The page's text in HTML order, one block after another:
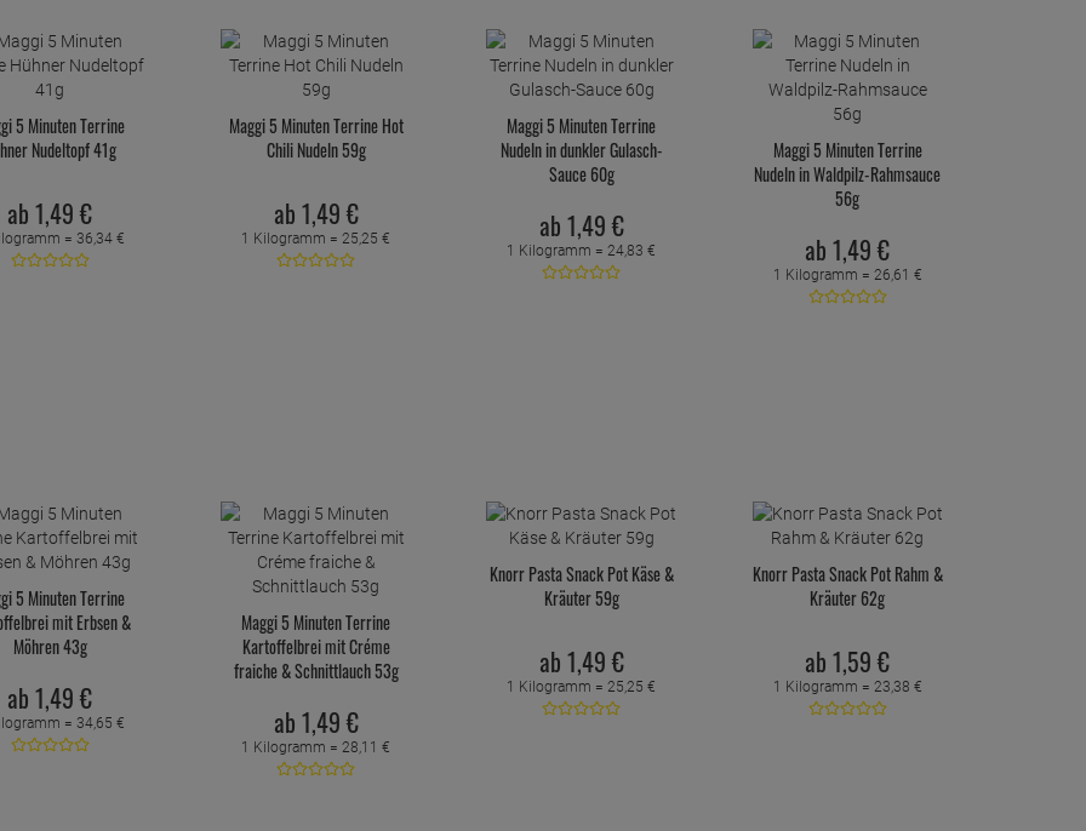
5 Minuten Terrine
Nudeltopf 41g
ab 1,49 €
= 36,34 €
Maggi 5 Minuten Terrine Hot
Chili Nudeln 59g
ab 1,49 €
1 Kilogramm =25,25 €
Maggi 5 Minuten Terrine
Nudeln in dunkler Gulasch-
Sauce 60g
ab 1,49 €
1 Kilogramm =24,83 €
Maggi 5 Minuten Terrine
Nudeln in Waldpilz-Rahmsauce
56g
ab 1,49 €
1 Kilogramm = 26,61 €
5 Minuten Terrine
mit Erbsen &
Möhren 43g
ab 1,49 €
= 34,65 €
Maggi 5 Minuten Terrine
Kartoffelbrei mit Créme
fraiche & Schnittlauch 53g
ab 1,49 €
1 Kilogramm =28,11 €
Knorr Pasta Snack Pot Käse &
Kräuter 59g
ab 1,49 €
1 Kilogramm =25,25 €
Knorr Pasta Snack Pot Rahm &
Kräuter 62g
ab 1,59 €
1 Kilogramm = 23,38 €